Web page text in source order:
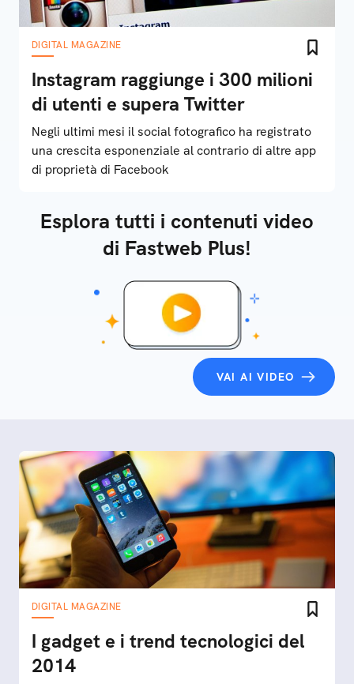
DIGITAL MAGAZINE
Instagram raggiunge i 300 milioni
di utenti e supera Twitter
Negli ultimi mesi il social fotografico ha registrato
una crescita esponenziale al contrario di altre app
di proprietà di Facebook
Esplora tutti i contenuti video
di Fastweb Plus!
VAI AI VIDEO
DIGITAL MAGAZINE
I gadget e i trend tecnologici del
2014